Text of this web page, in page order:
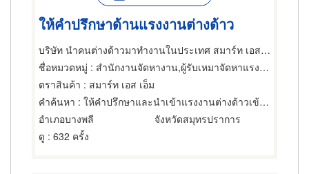
ให้คำปรึกษาด้านแรงงานต่างด้าว
บริษัท นำคนต่างด้าวมาทำงานในประเทศ สมาร์ท เอส เอ็ม จำกัด
ชื่อหมวดหมู่ : สำนักงานจัดหางาน,ผู้รับเหมาจัดหาแรงงาน,สำนักงานจัดหางาน
ตราสินค้า : สมาร์ท เอส เอ็ม
คำค้นหา : ให้คำปรึกษาและนำเข้าแรงงานต่างด้าวเข้ากลุ่ม BOI
อำเภอบางพลี
จังหวัดสมุทรปราการ
ดู : 632 ครั้ง